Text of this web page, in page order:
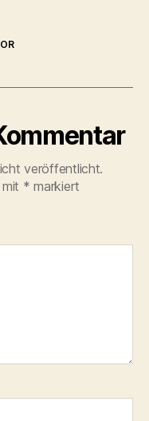
veröffentlicht.
* markiert